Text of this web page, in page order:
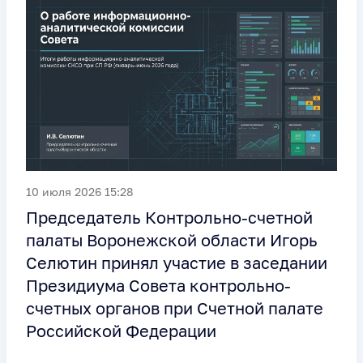
10 июля 2026 15:28
Председатель Контрольно-счетной
палаты Воронежской области Игорь
Селютин принял участие в заседании
Президиума Совета контрольно-
счетных органов при Счетной палате
Российской Федерации